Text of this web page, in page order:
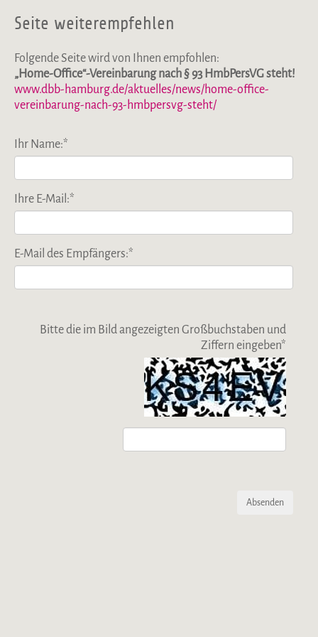
Seite weiterempfehlen
Folgende Seite wird von Ihnen empfohlen:
„Home-Office“-Vereinbarung nach § 93 HmbPersVG steht!
www.dbb-hamburg.de/aktuelles/news/home-office-
vereinbarung-nach-93-hmbpersvg-steht/
Ihr Name:*
Ihre E-Mail:*
E-Mail des Empfängers:*
Bitte die im Bild angezeigten Großbuchstaben und
Ziffern eingeben*
Absenden